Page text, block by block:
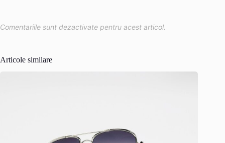
Comentariile sunt dezactivate pentru acest articol.
Articole similare